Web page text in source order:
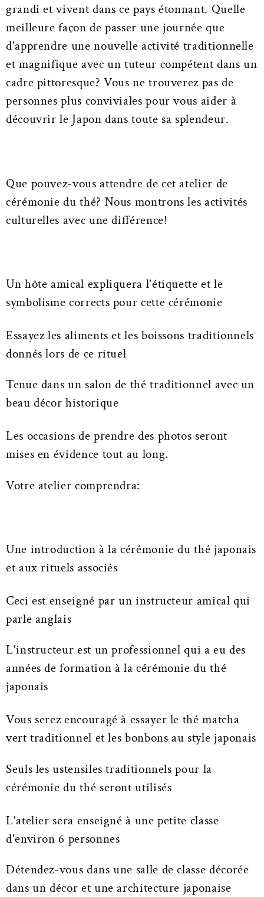
grandi et vivent dans ce pays étonnant. Quelle
meilleure façon de passer une journée que
d'apprendre une nouvelle activité traditionnelle
et magnifique avec un tuteur compétent dans un
cadre pittoresque? Vous ne trouverez pas de
personnes plus conviviales pour vous aider à
découvrir le Japon dans toute sa splendeur.
Que pouvez-vous attendre de cet atelier de
cérémonie du thé? Nous montrons les activités
culturelles avec une différence!
Un hôte amical expliquera l'étiquette et le
symbolisme corrects pour cette cérémonie
Essayez les aliments et les boissons traditionnels
donnés lors de ce rituel
Tenue dans un salon de thé traditionnel avec un
beau décor historique
Les occasions de prendre des photos seront
mises en évidence tout au long.
Votre atelier comprendra:
Une introduction à la cérémonie du thé japonais
et aux rituels associés
Ceci est enseigné par un instructeur amical qui
parle anglais
L'instructeur est un professionnel qui a eu des
années de formation à la cérémonie du thé
japonais
Vous serez encouragé à essayer le thé matcha
vert traditionnel et les bonbons au style japonais
Seuls les ustensiles traditionnels pour la
cérémonie du thé seront utilisés
L'atelier sera enseigné à une petite classe
d'environ 6 personnes
Détendez-vous dans une salle de classe décorée
dans un décor et une architecture japonaise